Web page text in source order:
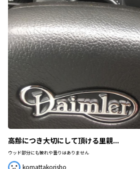
高齢につき大切にして頂ける里親...
ウッド部分にも破れや曇りはありません
komattakorisho